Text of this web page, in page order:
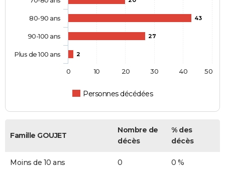
43
27
2
Personnes décédées
80-90 ans
90-100 ans
Plus de 100 ans
0 10 20 30 40 50
Famille GOUJET
Nombre de
décès
% des
décès
Moins de 10 ans 0 0 %